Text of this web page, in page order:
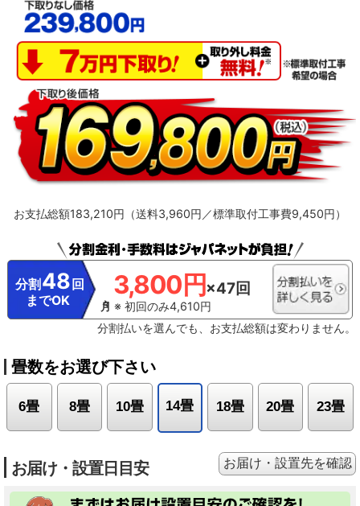
物質を捕集・抑制/ニオイを抑制】閉鎖された実験設備における試験結果による
もので、実使用空間での効果を示すものではありません。
抑制／カビバスター】約20分間。室温・湿度が上昇する場合あり。工場出荷時
は設定されておらずお客様ご自身による設定が必要。
※7【国内唯一／ステン
レス・クリーン システム】2026年3月1日時点で販売されている国内家庭用エア
コンにおいて。通風路、フラップにステンレスを採用。
※8【最上位モデルに
も搭載／凍結洗浄 除菌ヒートプラス】Xシリーズ搭載「凍結洗浄ヒートプラ
ス」とは加熱温度が異なる。手動運転のみ。
※9【「凍結洗浄」お客様満足度
約93％】「凍結洗浄」機能についての満足度。2023年11月調査。N=6,455。
※10【フィルター掃除で約10％の省エネ効果】外気温2℃、試験室の温度約
23℃、室温安定時1時間平均の消費電力を計測。埃2g塗布状態の消費電力
（521Wh）、掃除後の消費電力（466Wh）
※11【抗菌・防カビ・抗ウイルス
フィルター】フィルターの性能。部屋全体への抑制性能とは異なります。
※12【ダストボックスのお手入れ】ダストボックスは半年に1回を目安に定期的
に確認して、ホコリがたまっているようならお手入れをしてください。
Premiumプラズマ空清」とは異なる。
※14【ステンレスは埃の付着量がプラ
テンレス通風路・ステンレスフラップ】エアコンから出る空気を除菌している
わけではありません。JIS Z 2801定量試験(フィルム密着法)によります。
※16【ecoこれっきり運転で省エネ】RAS-GT4026D、洋室14畳。冷房時:外気
温35℃、設定温度27℃、風速自動において、室温安定時の1時間あたりの積算消
費電力量が［ecoこれっきり］ON（262Wh）とOFF（303Wh）との比較。カー
テンを閉め切った日射量の少ない日中を想定。
※17【外気温50℃でも運転】
運転中の室外機の吸い込み空気温度。ベランダなど狭小スペースに設置した場
用環境により能力が低下する場合があります。
定されておらず、お客様による設定が必要
お支払総額183,210円（送料3,960円／標準取付工事費9,450円）
分割 48 回
までOK
3,800円×47回
※ 初回のみ4,610円
分割払いを選んでも、お支払総額は変わりません。
畳数をお選び下さい
6畳 8畳 10畳 14畳 18畳 20畳 23畳
お届け・設置日目安 お届け・設置先を確認